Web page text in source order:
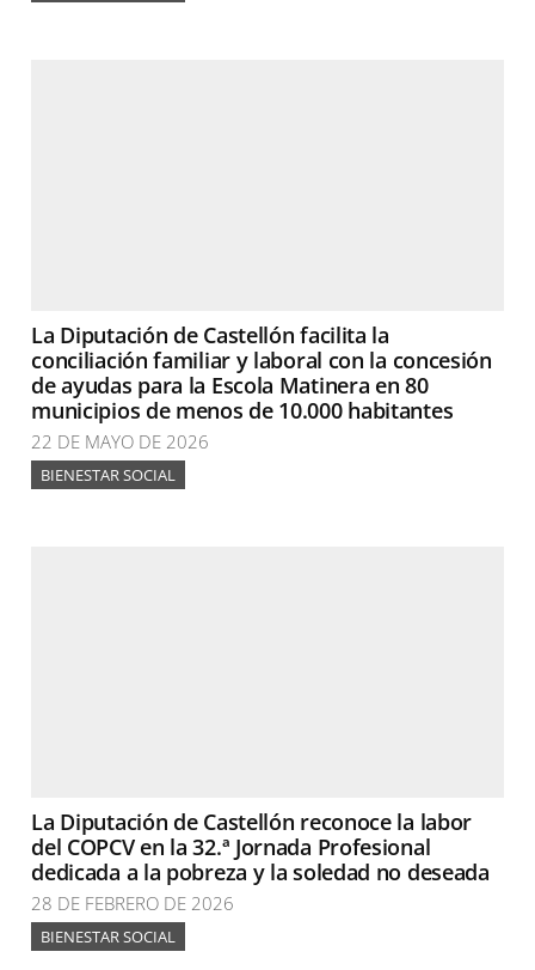
La Diputación de Castellón facilita la
conciliación familiar y laboral con la concesión
de ayudas para la Escola Matinera en 80
municipios de menos de 10.000 habitantes
22 DE MAYO DE 2026
BIENESTAR SOCIAL
La Diputación de Castellón reconoce la labor
del COPCV en la 32.ª Jornada Profesional
dedicada a la pobreza y la soledad no deseada
28 DE FEBRERO DE 2026
BIENESTAR SOCIAL